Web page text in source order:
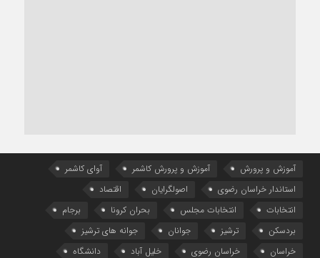
آموزش و پرورش آموزش و پرورش کاشمر
آوای کاشمر
استاندار خراسان رضوی
اصولگرایان
اقتصاد
انتخابات
انتخابات مجلس بحران کرونا
برجام
بردسکن
ترشیز جوانان
جوانه های ترشیز
خراسان
خراسان رضوی خلیل آباد دانشگاه